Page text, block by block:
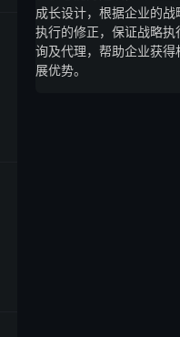
成长设计，根据企业的
执行的修正，保证战略
询及代理，帮助企业获
展优势。